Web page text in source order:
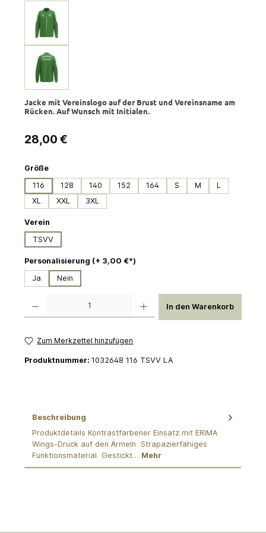
Jacke mit Vereinslogo auf der Brust und Vereinsname am
Rücken. Auf Wunsch mit Initialen.
Regulärer Preis:
28,00 €
Größeauswählen
116
128 140 152 164 S M
L
XL
XXL 3XL
Verein
TSVV
Personalisierung (+ 3,00 €*)
Ja
Nein
In den Warenkorb
Zum Merkzettel hinzufügen
Produktnummer: 1032648 116 TSVV LA
Beschreibung
Produktdetails Kontrastfarbener Einsatz mit ERIMA
Wings-Druck auf den Ärmeln Strapazierfähiges
Funktionsmaterial Gestickt… Mehr